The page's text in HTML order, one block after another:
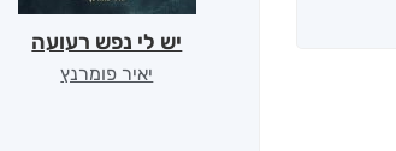
יש לי נפש רעועה
יאיר פומרנץ